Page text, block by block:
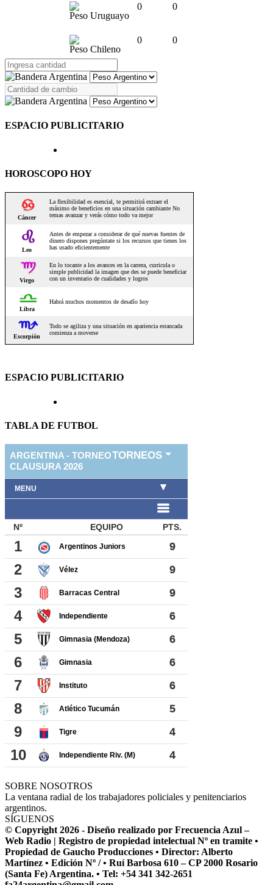
Peso Uruguayo
0 0
Peso Chileno
0 0
ESPACIO PUBLICITARIO
HOROSCOPO HOY
ESPACIO PUBLICITARIO
TABLA DE FUTBOL
SOBRE NOSOTROS
La ventana radial de los trabajadores policiales y penitenciarios
argentinos.
SÍGUENOS
© Copyright 2026 - Diseño realizado por Frecuencia Azul –
Web Radio | Registro de propiedad intelectual Nº en tramite •
Propiedad de Gaucho Producciones • Director: Alberto
Martínez • Edición Nº / • Ruí Barbosa 610 – CP 2000 Rosario
(Santa Fe) Argentina. • Tel: +54 341 342-2651